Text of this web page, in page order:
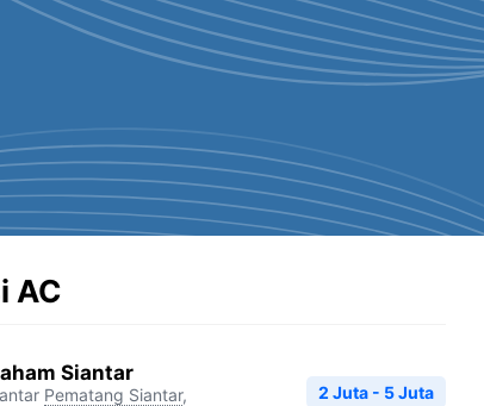
AC
Siantar
Pematang Siantar,
2 Juta - 5 Juta